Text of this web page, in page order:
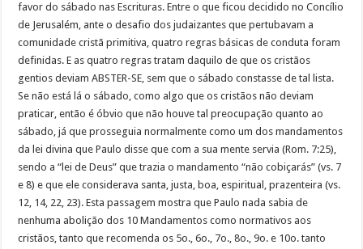
favor do sábado nas Escrituras. Entre o que ficou decidido no Concílio
de Jerusalém, ante o desafio dos judaizantes que pertubavam a
comunidade cristã primitiva, quatro regras básicas de conduta foram
definidas. E as quatro regras tratam daquilo de que os cristãos
gentios deviam ABSTER-SE, sem que o sábado constasse de tal lista.
Se não está lá o sábado, como algo que os cristãos não deviam
praticar, então é óbvio que não houve tal preocupação quanto ao
sábado, já que prosseguia normalmente como um dos mandamentos
da lei divina que Paulo disse que com a sua mente servia (Rom. 7:25),
sendo a “lei de Deus” que trazia o mandamento “não cobiçarás” (vs. 7
e 8) e que ele considerava santa, justa, boa, espiritual, prazenteira (vs.
12, 14, 22, 23). Esta passagem mostra que Paulo nada sabia de
nenhuma abolição dos 10 Mandamentos como normativos aos
cristãos, tanto que recomenda os 5o., 6o., 7o., 8o., 9o. e 10o. tanto